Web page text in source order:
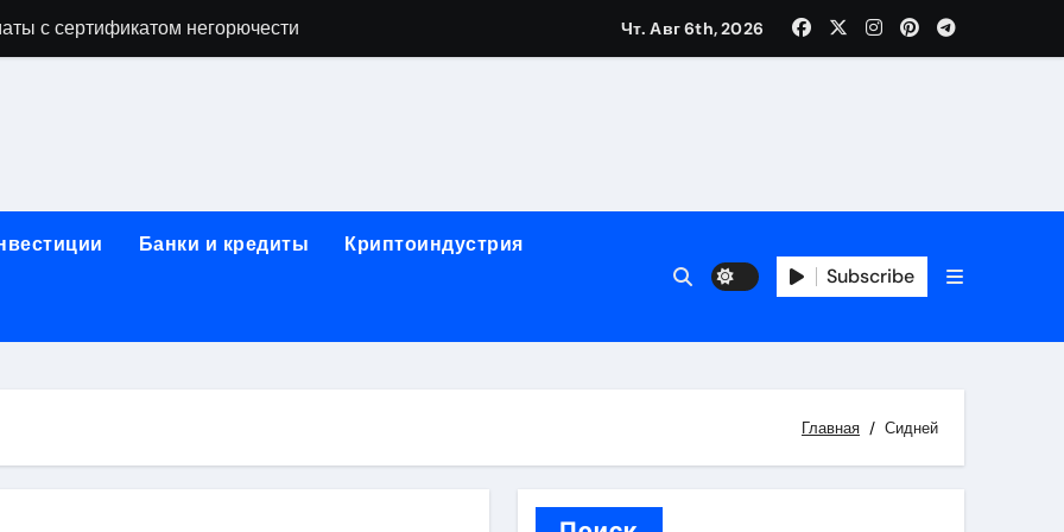
с сертификатом негорючести
и направляющих для конвейерных лент
лотков для хранения электронных компонентов
этапы строительства, проверка застройщика и сценарии оформления сделки
Чт. Авг 6th, 2026
Банки и кредиты Криптоиндустрия
Subscribe
Главная Сидней